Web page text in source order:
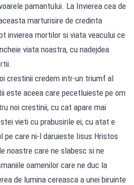
pamantului. La Invierea cea de
marturisire de credinta
invierea mortilor si viata veacului ce
viata noastra, cu nadejdea
crestinii credem intr-un triumf al
este aceea care pecetluieste pe om
noi crestinii, cu cat apare mai
vieti cu prabusirile ei, cu atat e
care ni-l daruieste Iisus Hristos
noastre care ne slabesc si ne
oamenilor care ne duc la
de lumina cereasca a unei biruinte